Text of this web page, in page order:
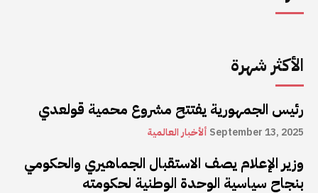
الأكثر شهرة
رئيس الجمهورية يفتتح مشروع محمية قولعدي
ألأخبار العالمية September 13, 2025
وزير الإعلام يصف الاستقبال الجماهيري والحكومي
بنجاح سياسية الوحدة الوطنية لحكومته